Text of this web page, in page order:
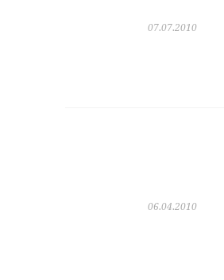
07.07.2010
06.04.2010